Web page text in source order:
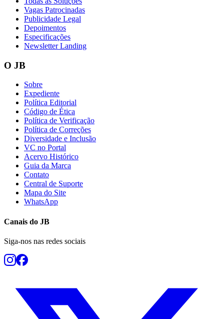
Vagas Patrocinadas
Publicidade Legal
Depoimentos
Especificações
Newsletter Landing
O JB
Sobre
Expediente
Política Editorial
Código de Ética
Política de Verificação
Política de Correções
Diversidade e Inclusão
VC no Portal
Acervo Histórico
Guia da Marca
Contato
Central de Suporte
Mapa do Site
WhatsApp
Canais do JB
Siga-nos nas redes sociais